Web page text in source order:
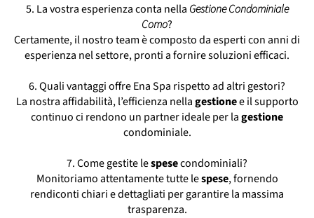
5. La vostra esperienza conta nella Gestione Condominiale
Como?
Certamente, il nostro team è composto da esperti con anni di
esperienza nel settore, pronti a fornire soluzioni efficaci.
6. Quali vantaggi offre Ena Spa rispetto ad altri gestori?
La nostra affidabilità, l’efficienza nellagestionee il supporto
continuo ci rendono un partner ideale per lagestione
condominiale.
7. Come gestite lespesecondominiali?
Monitoriamo attentamente tutte lespese, fornendo
rendiconti chiari e dettagliati per garantire la massima
trasparenza.